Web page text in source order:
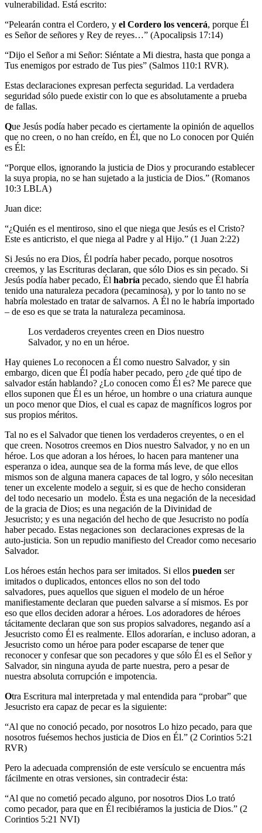
vulnerabilidad. Está escrito:
“Pelearán contra el Cordero, y el Cordero los vencerá, porque Él
es Señor de señores y Rey de reyes…” (Apocalipsis 17:14)
“Dijo el Señor a mi Señor: Siéntate a Mi diestra, hasta que ponga a
Tus enemigos por estrado de Tus pies” (Salmos 110:1 RVR).
Estas declaraciones expresan perfecta seguridad. La verdadera
seguridad sólo puede existir con lo que es absolutamente a prueba
de fallas.
Que Jesús podía haber pecado es ciertamente la opinión de aquellos
que no creen, o no han creído, en Él, que no Lo conocen por Quién
es Él:
“Porque ellos, ignorando la justicia de Dios y procurando establecer
la suya propia, no se han sujetado a la justicia de Dios.” (Romanos
10:3 LBLA)
Juan dice:
“¿Quién es el mentiroso, sino el que niega que Jesús es el Cristo?
Este es anticristo, el que niega al Padre y al Hijo.” (1 Juan 2:22)
Si Jesús no era Dios, Él podría haber pecado, porque nosotros
creemos, y las Escrituras declaran, que sólo Dios es sin pecado. Si
Jesús podía haber pecado, Él habría pecado, siendo que Él habría
tenido una naturaleza pecadora (pecaminosa), y por lo tanto no se
habría molestado en tratar de salvarnos. A Él no le habría importado
– de eso es que se trata la naturaleza pecaminosa.
Los verdaderos creyentes creen en Dios nuestro
Salvador, y no en un héroe.
Hay quienes Lo reconocen a Él como nuestro Salvador, y sin
embargo, dicen que Él podía haber pecado, pero ¿de qué tipo de
salvador están hablando? ¿Lo conocen como Él es? Me parece que
ellos suponen que Él es un héroe, un hombre o una criatura aunque
un poco menor que Dios, el cual es capaz de magníficos logros por
sus propios méritos.
Tal no es el Salvador que tienen los verdaderos creyentes, o en el
que creen. Nosotros creemos en Dios nuestro Salvador, y no en un
héroe. Los que adoran a los héroes, lo hacen para mantener una
esperanza o idea, aunque sea de la forma más leve, de que ellos
mismos son de alguna manera capaces de tal logro, y sólo necesitan
tener un excelente modelo a seguir, si es que de hecho consideran
del todo necesario un modelo. Ésta es una negación de la necesidad
de la gracia de Dios; es una negación de la Divinidad de
Jesucristo; y es una negación del hecho de que Jesucristo no podía
haber pecado. Estas negaciones son declaraciones expresas de la
auto-justicia. Son un repudio manifiesto del Creador como necesario
Salvador.
Los héroes están hechos para ser imitados. Si ellos pueden ser
imitados o duplicados, entonces ellos no son del todo
salvadores, pues aquellos que siguen el modelo de un héroe
manifiestamente declaran que pueden salvarse a sí mismos. Es por
eso que ellos deciden adorar a héroes. Los adoradores de héroes
tácitamente declaran que son sus propios salvadores, negando así a
Jesucristo como Él es realmente. Ellos adorarían, e incluso adoran, a
Jesucristo como un héroe para poder escaparse de tener que
reconocer y confesar que son pecadores y que sólo Él es el Señor y
Salvador, sin ninguna ayuda de parte nuestra, pero a pesar de
nuestra absoluta corrupción e impotencia.
Otra Escritura mal interpretada y mal entendida para “probar” que
Jesucristo era capaz de pecar es la siguiente:
“Al que no conoció pecado, por nosotros Lo hizo pecado, para que
nosotros fuésemos hechos justicia de Dios en Él.” (2 Corintios 5:21
RVR)
Pero la adecuada comprensión de este versículo se encuentra más
fácilmente en otras versiones, sin contradecir ésta:
“Al que no cometió pecado alguno, por nosotros Dios Lo trató
como pecador, para que en Él recibiéramos la justicia de Dios.” (2
Corintios 5:21 NVI)